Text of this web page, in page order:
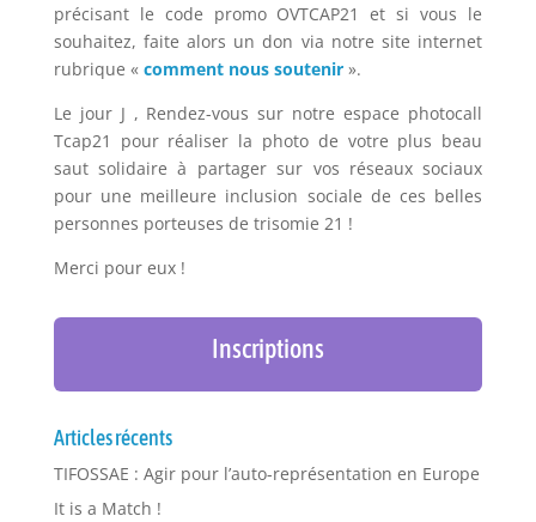
précisant le code promo OVTCAP21 et si vous le
souhaitez, faite alors un don via notre site internet
rubrique « comment nous soutenir».
Le jour J , Rendez-vous sur notre espace photocall
Tcap21 pour réaliser la photo de votre plus beau
saut solidaire à partager sur vos réseaux sociaux
pour une meilleure inclusion sociale de ces belles
personnes porteuses de trisomie 21 !
Merci pour eux !
Inscriptions
Articles récents
TIFOSSAE : Agir pour l’auto-représentation en Europe
It is a Match !